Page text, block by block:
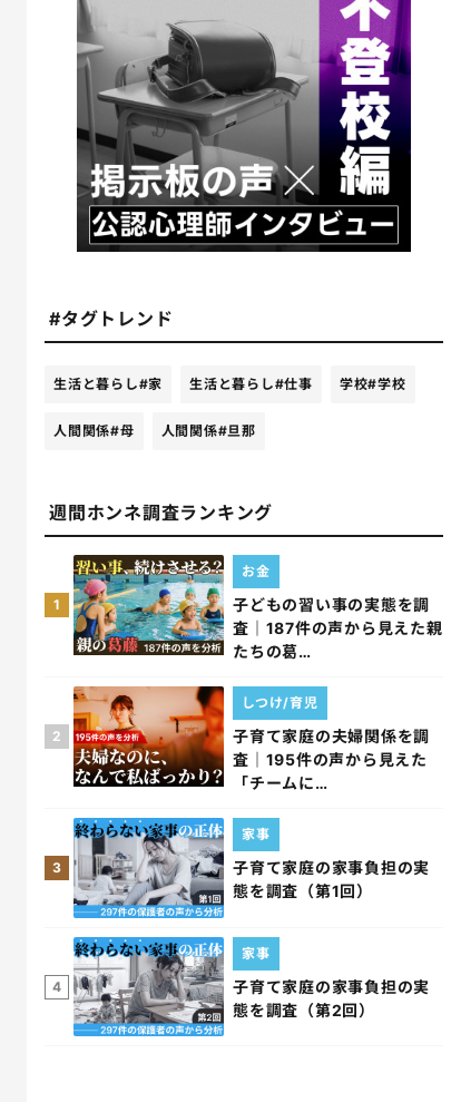
#タグトレンド
生活と暮らし#家 生活と暮らし#仕事 学校#学校
人間関係#母 人間関係#旦那
週間ホンネ調査ランキング
1
子どもの習い事の実態を調
査｜187件の声から見えた親
たちの葛…
お金
2
子育て家庭の夫婦関係を調
査｜195件の声から見えた
「チームに…
しつけ/育児
3
子育て家庭の家事負担の実
態を調査（第1回）
家事
4
子育て家庭の家事負担の実
態を調査（第2回）
家事